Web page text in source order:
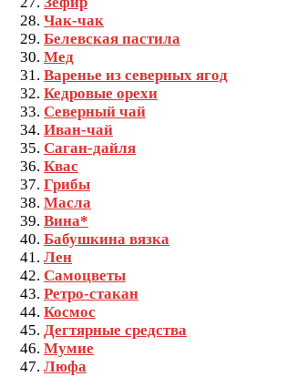
Чак-чак
Белевская пастила
Мед
Варенье из северных ягод
Кедровые орехи
Северный чай
Иван-чай
Саган-дайля
Квас
Грибы
Масла
Вина*
Бабушкина вязка
Лен
Самоцветы
Ретро-стакан
Космос
Дегтярные средства
Мумие
Люфа